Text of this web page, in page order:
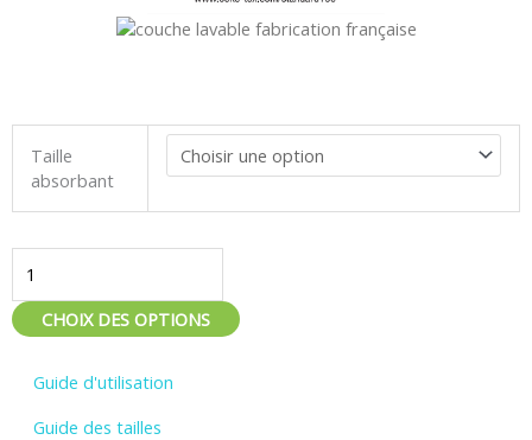
Taille
absorbant
Location
absorbant
microfibre
HamacCHOIX DES OPTIONS
Guide d'utilisation
Guide des tailles